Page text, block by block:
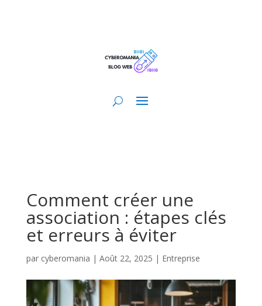
Comment créer une
association : étapes clés
et erreurs à éviter
par cyberomania | Août 22, 2025 | Entreprise